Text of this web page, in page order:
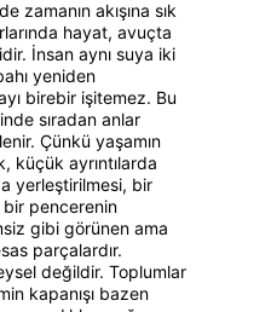
zamanın akışına sık
hayat, avuçta
İnsan aynı suya iki
yeniden
birebir işitemez. Bu
sıradan anlar
Çünkü yaşamın
küçük ayrıntılarda
yerleştirilmesi, bir
bir pencerenin
gibi görünen ama
parçalardır.
değildir. Toplumlar
kapanışı bazen